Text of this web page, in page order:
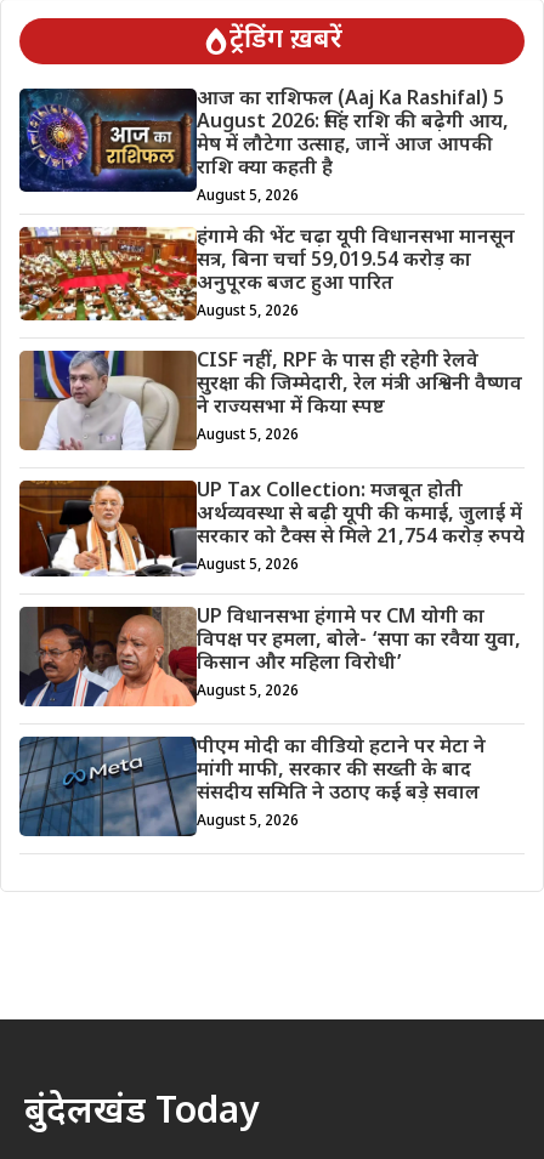
ट्रेंडिंग ख़बरें
आज का राशिफल (Aaj Ka Rashifal) 5
August 2026: सिंह राशि की बढ़ेगी आय,
मेष में लौटेगा उत्साह, जानें आज आपकी
राशि क्या कहती है
August 5, 2026
हंगामे की भेंट चढ़ा यूपी विधानसभा मानसून
सत्र, बिना चर्चा 59,019.54 करोड़ का
अनुपूरक बजट हुआ पारित
August 5, 2026
CISF नहीं, RPF के पास ही रहेगी रेलवे
सुरक्षा की जिम्मेदारी, रेल मंत्री अश्विनी वैष्णव
ने राज्यसभा में किया स्पष्ट
August 5, 2026
UP Tax Collection: मजबूत होती
अर्थव्यवस्था से बढ़ी यूपी की कमाई, जुलाई में
सरकार को टैक्स से मिले 21,754 करोड़ रुपये
August 5, 2026
UP विधानसभा हंगामे पर CM योगी का
विपक्ष पर हमला, बोले- ‘सपा का रवैया युवा,
किसान और महिला विरोधी’
August 5, 2026
पीएम मोदी का वीडियो हटाने पर मेटा ने
मांगी माफी, सरकार की सख्ती के बाद
संसदीय समिति ने उठाए कई बड़े सवाल
August 5, 2026
बुंदेलखंड Today